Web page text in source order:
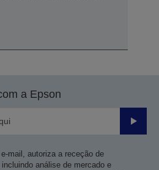
a Epson
Enviar
mail, autoriza a receção de
análise de mercado e